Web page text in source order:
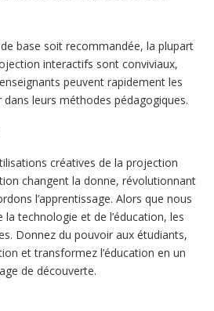
base soit recommandée, la plupart
interactifs sont conviviaux,
peuvent rapidement les
leurs méthodes pédagogiques.
créatives de la projection
changent la donne, révolutionnant
l’apprentissage. Alors que nous
technologie et de l’éducation, les
Donnez du pouvoir aux étudiants,
et transformez l’éducation en un
de découverte.